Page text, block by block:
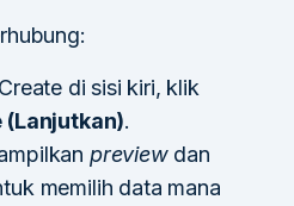
di sisi kiri, klik
(Lanjutkan).
previewdan
memilih data mana